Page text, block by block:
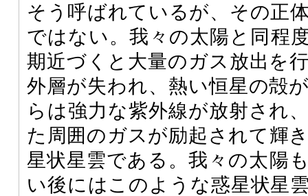
そう呼ばれているが、その正
ではない。我々の太陽と同程
期近づくと大量のガス放出を
外層が失われ、熱い恒星の殻
らは強力な紫外線が放射され
た周囲のガスが励起されて輝
星状星雲である。我々の太陽
い後にはこのような惑星状星